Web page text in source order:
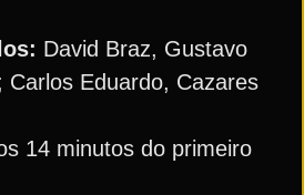
David Braz, Gustavo
Carlos Eduardo, Cazares
14 minutos do primeiro